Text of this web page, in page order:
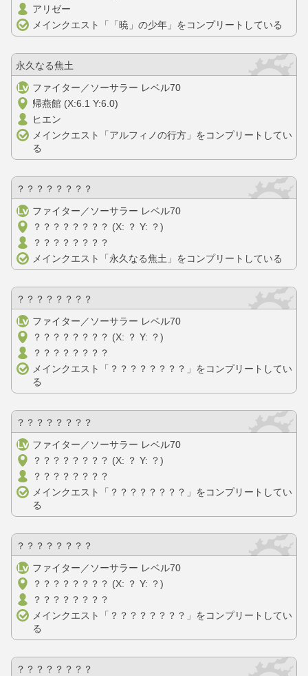
アリゼー
メインクエスト「「暁」の少年」をコンプリートしている
永久なる焦土
ファイター／ソーサラー レベル70
帰燕館 (X:6.1 Y:6.0)
ヒエン
メインクエスト「アルフィノの行方」をコンプリートしてい
る
？？？？？？？？
ファイター／ソーサラー レベル70
？？？？？？？？ (X: ？ Y: ？)
？？？？？？？？
メインクエスト「永久なる焦土」をコンプリートしている
？？？？？？？？
ファイター／ソーサラー レベル70
？？？？？？？？ (X: ？ Y: ？)
？？？？？？？？
メインクエスト「？？？？？？？？」をコンプリートしてい
る
？？？？？？？？
ファイター／ソーサラー レベル70
？？？？？？？？ (X: ？ Y: ？)
？？？？？？？？
メインクエスト「？？？？？？？？」をコンプリートしてい
る
？？？？？？？？
ファイター／ソーサラー レベル70
？？？？？？？？ (X: ？ Y: ？)
？？？？？？？？
メインクエスト「？？？？？？？？」をコンプリートしてい
る
？？？？？？？？